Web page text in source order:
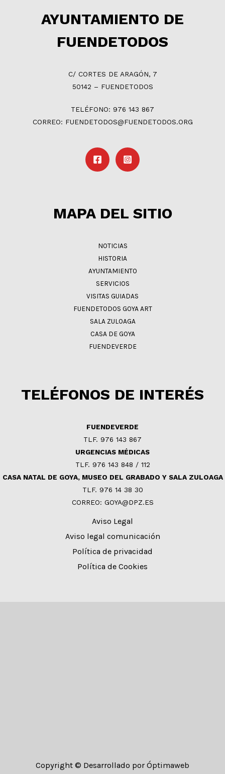
AYUNTAMIENTO DE
FUENDETODOS
C/ CORTES DE ARAGÓN, 7
50142 – FUENDETODOS
TELÉFONO: 976 143 867
CORREO: FUENDETODOS@FUENDETODOS.ORG
MAPA DEL SITIO
NOTICIAS
HISTORIA
AYUNTAMIENTO
SERVICIOS
VISITAS GUIADAS
FUENDETODOS GOYA ART
SALA ZULOAGA
CASA DE GOYA
FUENDEVERDE
TELÉFONOS DE INTERÉS
FUENDEVERDE
TLF. 976 143 867
URGENCIAS MÉDICAS
TLF. 976 143 848 / 112
CASA NATAL DE GOYA, MUSEO DEL GRABADO Y SALA ZULOAGA
TLF. 976 14 38 30
CORREO: GOYA@DPZ.ES
Aviso Legal
Aviso legal comunicación
Política de privacidad
Política de Cookies
Copyright © Desarrollado por Óptimaweb